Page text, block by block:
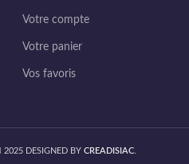
Votre compte
Votre panier
Vos favoris
2025 DESIGNED BY CREADISIAC.